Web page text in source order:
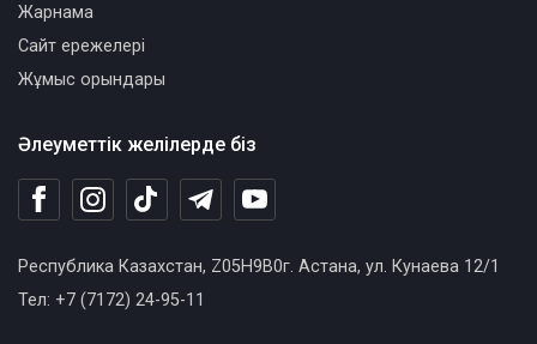
Әлеуметтік желілерде біз
Республика Казахстан, Z05H9B0г. Астана, ул. Кунаева 12/1
Тел: +7 (7172) 24-95-11
Жарнама
Сайт ережелері
Жұмыс орындары